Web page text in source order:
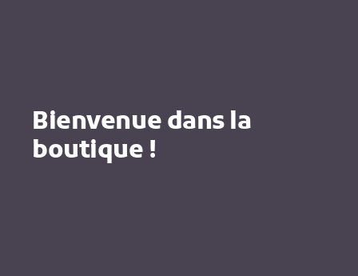
Bienvenue dans la
boutique !